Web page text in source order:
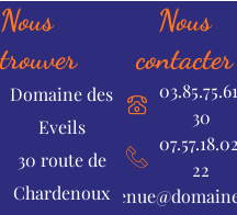
Nous
trouver
Domaine des
Eveils
30 route de
Chardenoux
Nous
contacter
30
22